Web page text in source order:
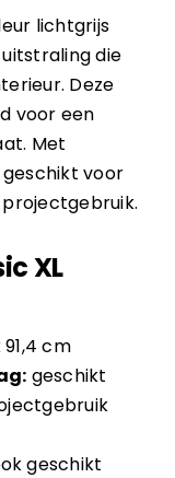
lichtgrijs
die
Deze
voor een
Met
voor
XL
91,4 cm
geschikt
geschikt